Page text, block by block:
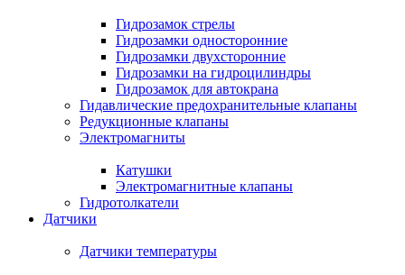
Гидрозамок стрелы
Гидрозамки односторонние
Гидрозамки двухсторонние
Гидрозамки на гидроцилиндры
Гидрозамок для автокрана
Гидавлические предохранительные клапаны
Редукционные клапаны
Электромагниты
Катушки
Электромагнитные клапаны
Гидротолкатели
Датчики
Датчики температуры